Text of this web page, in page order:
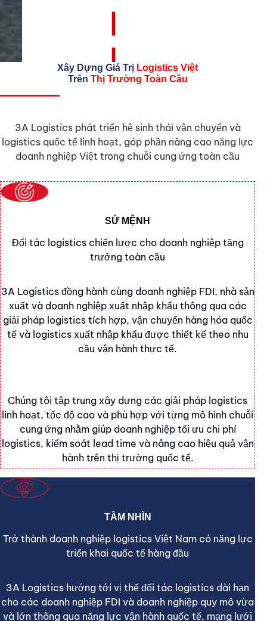
Xây Dựng Giá Trị Logistics Việt
Trên Thị Trường Toàn Cầu
3A Logistics phát triển hệ sinh thái vận chuyển và
logistics quốc tế linh hoạt, góp phần nâng cao năng lực
doanh nghiệp Việt trong chuỗi cung ứng toàn cầu
SỨ MỆNH
Đối tác logistics chiến lược cho doanh nghiệp tăng
trưởng toàn cầu
3A Logistics đồng hành cùng doanh nghiệp FDI, nhà sản
xuất và doanh nghiệp xuất nhập khẩu thông qua các
giải pháp logistics tích hợp, vận chuyển hàng hóa quốc
tế và logistics xuất nhập khẩu được thiết kế theo nhu
cầu vận hành thực tế.
Chúng tôi tập trung xây dựng các giải pháp logistics
linh hoạt, tốc độ cao và phù hợp với từng mô hình chuỗi
cung ứng nhằm giúp doanh nghiệp tối ưu chi phí
logistics, kiểm soát lead time và nâng cao hiệu quả vận
hành trên thị trường quốc tế.
TẦM NHÌN
Trở thành doanh nghiệp logistics Việt Nam có năng lực
triển khai quốc tế hàng đầu
3A Logistics hướng tới vị thế đối tác logistics dài hạn
cho các doanh nghiệp FDI và doanh nghiệp quy mô vừa
và lớn thông qua năng lực vận hành quốc tế, mạng lưới